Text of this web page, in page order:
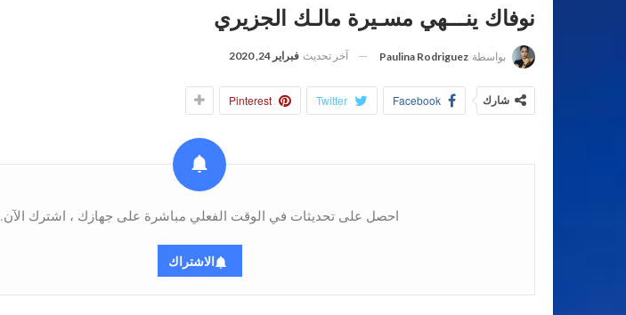
نوفاك ينـــهي مسـيرة مالـك الجزيري
بواسطة Paulina Rodriguez آخر تحديث فبراير 24, 2020
شارك Facebook
Twitter
Pinterest
احصل على تحديثات في الوقت الفعلي مباشرة على جهازك ، اشترك الآن.
الاشتراك